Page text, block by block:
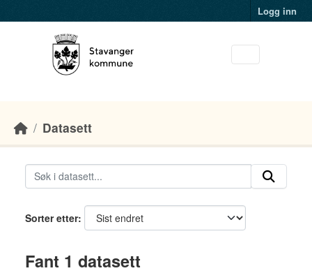
Logg inn
Datasett
Sorter etter
Fant 1 datasett